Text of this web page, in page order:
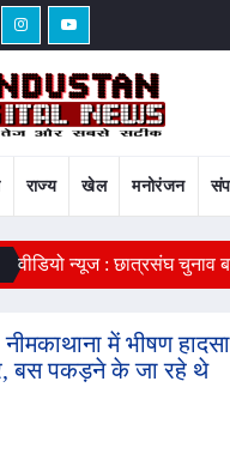
राज्य खेल मनोरंजन
वीडियो न्यूज : छात्रसंघ चुनाव
नीमकाथाना में भीषण
बस पकड़ने के जा रहे थे